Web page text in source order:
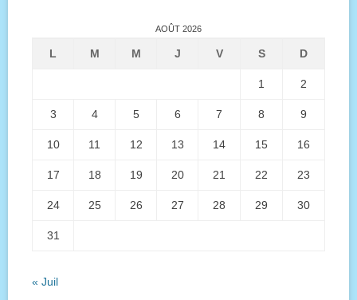
AOÛT 2026
L M M J V S D
1 2
3 4 5 6 7 8 9
10 11 12 13 14 15 16
17 18 19 20 21 22 23
24 25 26 27 28 29 30
31
« Juil